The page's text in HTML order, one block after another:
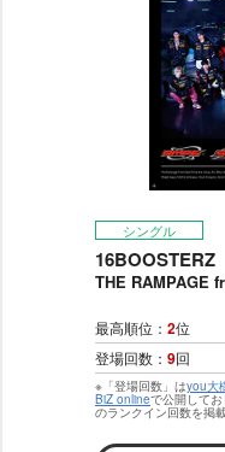
シングル
16BOOSTERZ
THE RAMPAGE
最高順位： 2位
登場回数： 9回
※「登場回数」はyou大
BiZ onlineで公開して
のランクイン回数を掲